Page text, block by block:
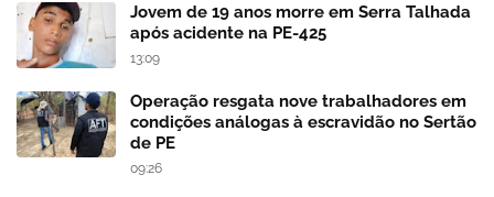
Jovem de 19 anos morre em Serra Talhada
após acidente na PE-425
13:09
Operação resgata nove trabalhadores em
condições análogas à escravidão no Sertão
de PE
09:26